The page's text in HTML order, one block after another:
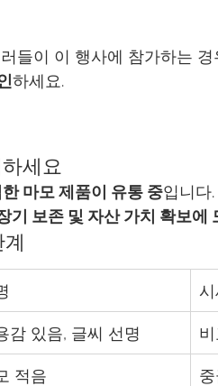
들이 이 행사에 참가하는 경
하세요.
세요
마모 제품이 유통 중입니다
기 보존 및 자산 가치 확보에
감 있음, 글씨 선명
적음